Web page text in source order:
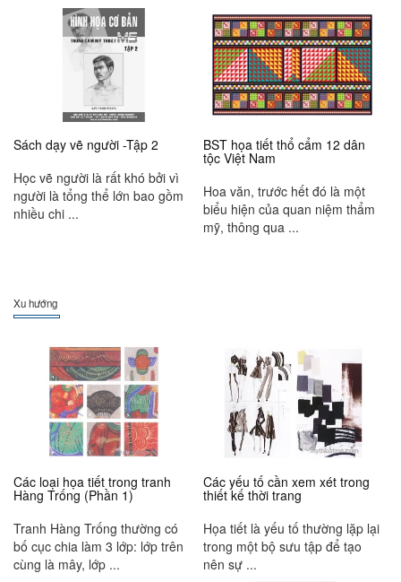
Sách dạy vẽ người -Tập 2
Học vẽ người là rất khó bởi vì
người là tổng thể lớn bao gồm
nhiều chi ...
BST họa tiết thổ cẩm 12 dân
tộc Việt Nam
Hoa văn, trước hết đó là một
biểu hiện của quan niệm thẩm
mỹ, thông qua ...
Xu hướng
Các loại họa tiết trong tranh
Hàng Trống (Phần 1)
Tranh Hàng Trống thường có
bố cục chia làm 3 lớp: lớp trên
cùng là mây, lớp ...
Các yếu tố cần xem xét trong
thiết kế thời trang
Họa tiết là yếu tố thường lặp lại
trong một bộ sưu tập để tạo
nên sự ...